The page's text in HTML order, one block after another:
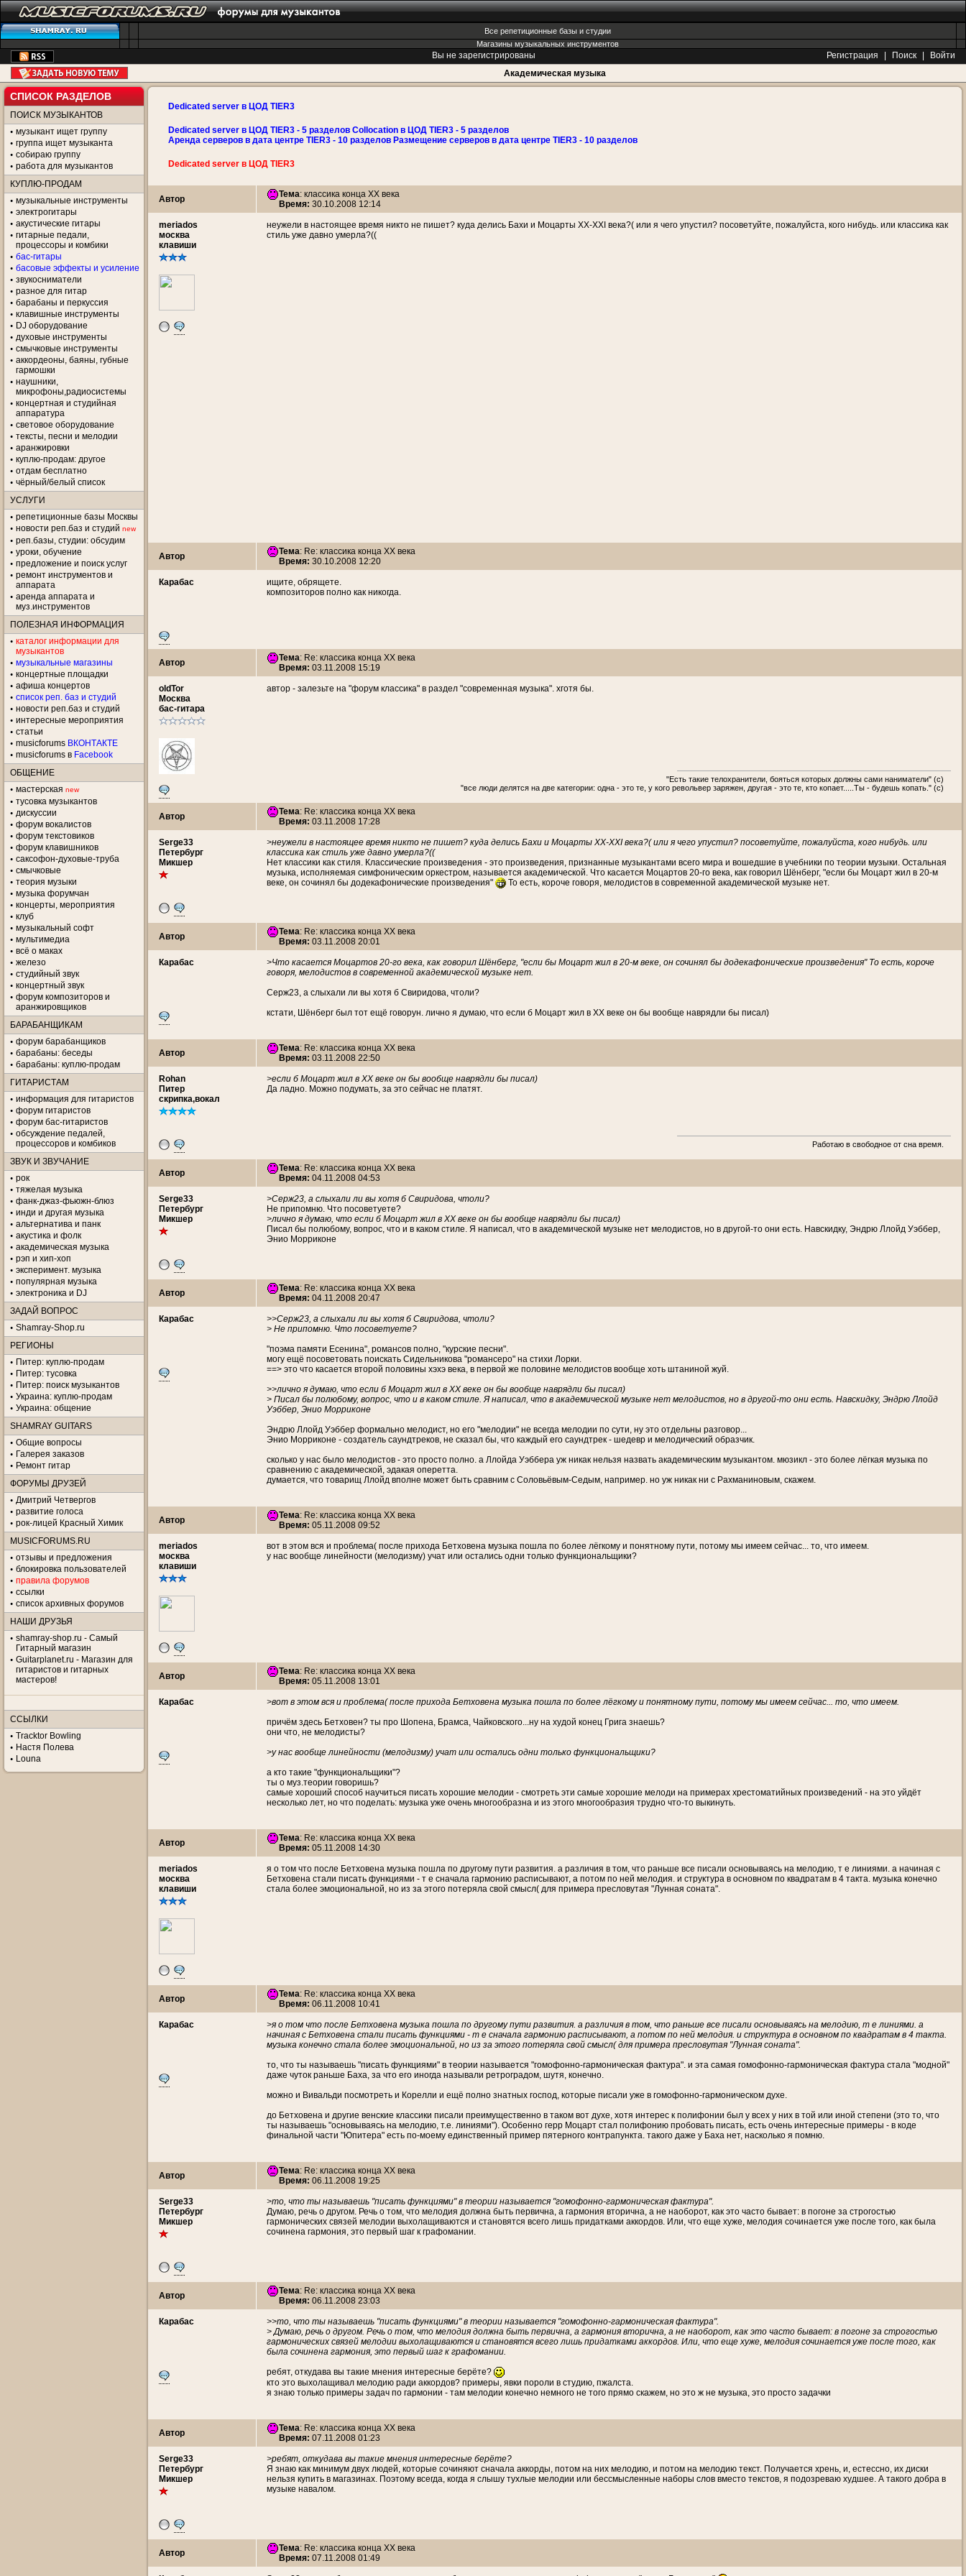
Все репетиционные базы и студии
Магазины музыкальных инструментов
Вы не зарегистрированы Регистрация Поиск
Войти
Академическая музыка
СПИСОК РАЗДЕЛОВ
ПОИСК МУЗЫКАНТОВ
музыкант ищет группу
группа ищет музыканта
собираю группу
работа для музыкантов
КУПЛЮ-ПРОДАМ
музыкальные инструменты
электрогитары
акустические гитары
гитарные педали,
процессоры и комбики
бас-гитары
басовые эффекты и усиление
звукосниматели
разное для гитар
барабаны и перкуссия
клавишные инструменты
DJ оборудование
духовые инструменты
смычковые инструменты
аккордеоны, баяны, губные
гармошки
наушники,
микрофоны,радиосистемы
концертная и студийная
аппаратура
световое оборудование
тексты, песни и мелодии
аранжировки
куплю-продам: другое
отдам бесплатно
чёрный/белый список
УСЛУГИ
репетиционные базы Москвы
новости реп.баз и студий new
реп.базы, студии: обсудим
уроки, обучение
предложение и поиск услуг
ремонт инструментов и
аппарата
аренда аппарата и
муз.инструментов
ПОЛЕЗНАЯ ИНФОРМАЦИЯ
каталог информации для
музыкантов
музыкальные магазины
концертные площадки
aфиша концертов
список реп. баз и студий
новости реп.баз и студий
интересные мероприятия
статьи
musicforums ВКОНТАКТЕ
musicforums в Facebook
ОБЩЕНИЕ
мастерская new
тусовка музыкантов
дискуссии
форум вокалистов
форум текстовиков
форум клавишников
саксофон-духовые-труба
смычковые
теория музыки
музыка форумчан
концерты, мероприятия
клуб
музыкальный софт
мультимедиа
всё о маках
железо
студийный звук
концертный звук
форум композиторов и
аранжировщиков
БАРАБАНЩИКАМ
форум барабанщиков
барабаны: беседы
барабаны: куплю-продам
ГИТАРИСТАМ
информация для гитаристов
форум гитаристов
форум бас-гитаристов
обсуждение педалей,
процессоров и комбиков
ЗВУК И ЗВУЧАНИЕ
рок
тяжелая музыка
фанк-джаз-фьюжн-блюз
инди и другая музыка
альтернатива и панк
акустика и фолк
академическая музыка
рэп и хип-хоп
эксперимент. музыка
популярная музыка
электроника и DJ
ЗАДАЙ ВОПРОС
Shamray-Shop.ru
РЕГИОНЫ
Питер: куплю-продам
Питер: тусовка
Питер: поиск музыкантов
Украина: куплю-продам
Украина: общение
SHAMRAY GUITARS
Общие вопросы
Галерея заказов
Ремонт гитар
ФОРУМЫ ДРУЗЕЙ
Дмитрий Четвергов
развитие голоса
рок-лицей Красный Химик
MUSICFORUMS.RU
отзывы и предложения
блокировка пользователей
правила форумов
ссылки
список архивных форумов
НАШИ ДРУЗЬЯ
shamray-shop.ru - Самый
Гитарный магазин
Guitarplanet.ru - Магазин для
гитаристов и гитарных
мастеров!
ССЫЛКИ
Tracktor Bowling
Настя Полева
Louna
Dedicated server в ЦОД TIER3
Dedicated server в ЦОД TIER3 - 5 разделов Collocation в ЦОД TIER3 - 5 разделов
Аренда серверов в дата центре TIER3 - 10 разделов Размещение серверов в дата центре TIER3 - 10 разделов
Dedicated server в ЦОД TIER3
Автор Тема: классика конца ХХ века
Время: 30.10.2008 12:14
meriados
москва
клавиши
неужели в настоящее время никто не пишет? куда делись Бахи и Моцарты ХХ-ХХI века?( или я чего упустил? посоветуйте, пожалуйста, кого нибудь. или классика как
стиль уже давно умерла?((
Автор Тема: Re: классика конца ХХ века
Время: 30.10.2008 12:20
Карабас
ищите, обрящете.
композиторов полно как никогда.
Автор Тема: Re: классика конца ХХ века
Время: 03.11.2008 15:19
oldTor
Москва
бас-гитара
автор - залезьте на "форум классика" в раздел "современная музыка". хготя бы.
"Есть такие телохранители, бояться которых должны сами наниматели" (с)
"все люди делятся на две категории: одна - это те, у кого револьвер заряжен, другая - это те, кто копает.....Ты - будешь копать." (с)
Автор Тема: Re: классика конца ХХ века
Время: 03.11.2008 17:28
Serge33
Петербург
Микшер
>неужели в настоящее время никто не пишет? куда делись Бахи и Моцарты ХХ-ХХI века?( или я чего упустил? посоветуйте, пожалуйста, кого нибудь. или
классика как стиль уже давно умерла?((
Нет классики как стиля. Классические произведения - это произведения, признанные музыкантами всего мира и вошедшие в учебники по теории музыки. Остальная
музыка, исполняемая симфоническим оркестром, называется академической. Что касается Моцартов 20-го века, как говорил Шёнберг, "если бы Моцарт жил в 20-м
веке, он сочинял бы додекафонические произведения"
То есть, короче говоря, мелодистов в современной академической музыке нет.
Автор Тема: Re: классика конца ХХ века
Время: 03.11.2008 20:01
Карабас
>Что касается Моцартов 20-го века, как говорил Шёнберг, "если бы Моцарт жил в 20-м веке, он сочинял бы додекафонические произведения" То есть, короче
говоря, мелодистов в современной академической музыке нет.
Серж23, а слыхали ли вы хотя б Свиридова, чтоли?
кстати, Шёнберг был тот ещё говорун. лично я думаю, что если б Моцарт жил в ХХ веке он бы вообще наврядли бы писал)
Автор Тема: Re: классика конца ХХ века
Время: 03.11.2008 22:50
Rohan
Питер
скрипка,вокал
>если б Моцарт жил в ХХ веке он бы вообще наврядли бы писал)
Да ладно. Можно подумать, за это сейчас не платят.
Работаю в свободное от сна время.
Автор Тема: Re: классика конца ХХ века
Время: 04.11.2008 04:53
Serge33
Петербург
Микшер
>Серж23, а слыхали ли вы хотя б Свиридова, чтоли?
Не припомню. Что посоветуете?
>лично я думаю, что если б Моцарт жил в ХХ веке он бы вообще наврядли бы писал)
Писал бы полюбому, вопрос, что и в каком стиле. Я написал, что в академической музыке нет мелодистов, но в другой-то они есть. Навскидку, Эндрю Ллойд Уэббер,
Энио Морриконе
Автор Тема: Re: классика конца ХХ века
Время: 04.11.2008 20:47
Карабас
>>Серж23, а слыхали ли вы хотя б Свиридова, чтоли?
> Не припомню. Что посоветуете?
"поэма памяти Есенина", романсов полно, "курские песни".
могу ещё посоветовать поискать Сидельникова "романсеро" на стихи Лорки.
==> это что касается второй половины хэхэ века, в первой же половине мелодистов вообще хоть штаниной жуй.
>>лично я думаю, что если б Моцарт жил в ХХ веке он бы вообще наврядли бы писал)
> Писал бы полюбому, вопрос, что и в каком стиле. Я написал, что в академической музыке нет мелодистов, но в другой-то они есть. Навскидку, Эндрю Ллойд
Уэббер, Энио Морриконе
Эндрю Ллойд Уэббер формально мелодист, но его "мелодии" не всегда мелодии по сути, ну это отдельны разговор...
Энио Морриконе - создатель саундтреков, не сказал бы, что каждый его саундтрек - шедевр и мелодический образчик.
сколько у нас было мелодистов - это просто полно. а Ллойда Уэббера уж никак нельзя назвать академическим музыкантом. мюзикл - это более лёгкая музыка по
сравнению с академической, эдакая оперетта.
думается, что товарищ Ллойд вполне может быть сравним с Соловьёвым-Седым, например. но уж никак ни с Рахманиновым, скажем.
Автор Тема: Re: классика конца ХХ века
Время: 05.11.2008 09:52
meriados
москва
клавиши
вот в этом вся и проблема( после прихода Бетховена музыка пошла по более лёгкому и понятному пути, потому мы имеем сейчас... то, что имеем.
у нас вообще линейности (мелодизму) учат или остались одни только функциональщики?
Автор Тема: Re: классика конца ХХ века
Время: 05.11.2008 13:01
Карабас
>вот в этом вся и проблема( после прихода Бетховена музыка пошла по более лёгкому и понятному пути, потому мы имеем сейчас... то, что имеем.
причём здесь Бетховен? ты про Шопена, Брамса, Чайковского...ну на худой конец Грига знаешь?
они что, не мелодисты?
>у нас вообще линейности (мелодизму) учат или остались одни только функциональщики?
а кто такие "функциональщики"?
ты о муз.теории говоришь?
самые хороший способ научиться писать хорошие мелодии - смотреть эти самые хорошие мелоди на примерах хрестоматийных произведений - на это уйдёт
несколько лет, но что поделать: музыка уже очень многообразна и из этого многообразия трудно что-то выкинуть.
Автор Тема: Re: классика конца ХХ века
Время: 05.11.2008 14:30
meriados
москва
клавиши
я о том что после Бетховена музыка пошла по другому пути развития. а различия в том, что раньше все писали основываясь на мелодию, т е линиями. а начиная с
Бетховена стали писать функциями - т е сначала гармонию расписывают, а потом по ней мелодия. и структура в основном по квадратам в 4 такта. музыка конечно
стала более эмоциональной, но из за этого потеряла свой смысл( для примера пресловутая "Лунная соната".
Автор Тема: Re: классика конца ХХ века
Время: 06.11.2008 10:41
Карабас
>я о том что после Бетховена музыка пошла по другому пути развития. а различия в том, что раньше все писали основываясь на мелодию, т е линиями. а
начиная с Бетховена стали писать функциями - т е сначала гармонию расписывают, а потом по ней мелодия. и структура в основном по квадратам в 4 такта.
музыка конечно стала более эмоциональной, но из за этого потеряла свой смысл( для примера пресловутая "Лунная соната".
то, что ты называешь "писать функциями" в теории называется "гомофонно-гармоническая фактура". и эта самая гомофонно-гармоническая фактура стала "модной"
даже чуток раньше Баха, за что его иногда называли ретроградом, шутя, конечно.
можно и Вивальди посмотреть и Корелли и ещё полно знатных господ, которые писали уже в гомофонно-гармоническом духе.
до Бетховена и другие венские классики писали преимущественно в таком вот духе, хотя интерес к полифонии был у всех у них в той или иной степени (это то, что
ты называешь "основываясь на мелодию, т.е. линиями"). Особенно герр Моцарт стал полифонию пробовать писать, есть очень интересные примеры - в коде
финальной части "Юпитера" есть по-моему единственный пример пятерного контрапункта. такого даже у Баха нет, насколько я помню.
Автор Тема: Re: классика конца ХХ века
Время: 06.11.2008 19:25
Serge33
Петербург
Микшер
>то, что ты называешь "писать функциями" в теории называется "гомофонно-гармоническая фактура".
Думаю, речь о другом. Речь о том, что мелодия должна быть первична, а гармония вторична, а не наоборот, как это часто бывает: в погоне за строгостью
гармонических связей мелодии выхолащиваются и становятся всего лишь придатками аккордов. Или, что еще хуже, мелодия сочинается уже после того, как была
сочинена гармония, это первый шаг к графомании.
Автор Тема: Re: классика конца ХХ века
Время: 06.11.2008 23:03
Карабас
>>то, что ты называешь "писать функциями" в теории называется "гомофонно-гармоническая фактура".
> Думаю, речь о другом. Речь о том, что мелодия должна быть первична, а гармония вторична, а не наоборот, как это часто бывает: в погоне за строгостью
гармонических связей мелодии выхолащиваются и становятся всего лишь придатками аккордов. Или, что еще хуже, мелодия сочинается уже после того, как
была сочинена гармония, это первый шаг к графомании.
ребят, откудава вы такие мнения интересные берёте?
кто это выхолащивал мелодию ради аккордов? примеры, явки пороли в студию, пжалста.
я знаю только примеры задач по гармонии - там мелодии конечно немного не того прямо скажем, но это ж не музыка, это просто задачки
Автор Тема: Re: классика конца ХХ века
Время: 07.11.2008 01:23
Serge33
Петербург
Микшер
>ребят, откудава вы такие мнения интересные берёте?
Я знаю как минимум двух людей, которые сочиняют сначала аккорды, потом на них мелодию, и потом на мелодию текст. Получается хрень, и, естессно, их диски
нельзя купить в магазинах. Поэтому всегда, когда я слышу тухлые мелодии или бессмысленные наборы слов вместо текстов, я подозреваю худшее. А такого добра в
музыке навалом.
Автор Тема: Re: классика конца ХХ века
Время: 07.11.2008 01:49